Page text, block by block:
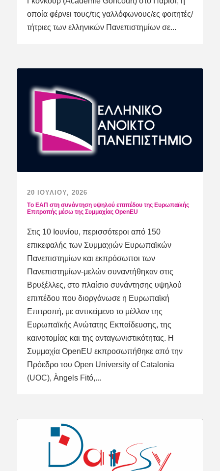
οποία φέρνει τους/τις γαλλόφωνους/ες φοιτητές/
τήτριες των ελληνικών Πανεπιστημίων σε...
20 ΙΟΥΛΊΟΥ, 2026
Tο ΕΑΠ στη συνάντηση υψηλού επιπέδου της Ευρωπαϊκής
Επιτροπής μέσω της Συμμαχίας OpenEU
Στις 10 Ιουνίου, περισσότεροι από 150
επικεφαλής των Συμμαχιών Ευρωπαϊκών
Πανεπιστημίων και εκπρόσωποι των
Πανεπιστημίων-μελών συναντήθηκαν στις
Βρυξέλλες, στο πλαίσιο συνάντησης υψηλού
επιπέδου που διοργάνωσε η Ευρωπαϊκή
Επιτροπή, με αντικείμενο το μέλλον της
Eυρωπαϊκής Ανώτατης Εκπαίδευσης, της
καινοτομίας και της ανταγωνιστικότητας. Η
Συμμαχία OpenEU εκπροσωπήθηκε από την
Πρόεδρο του Open University of Catalonia
(UOC), Àngels Fitó,...